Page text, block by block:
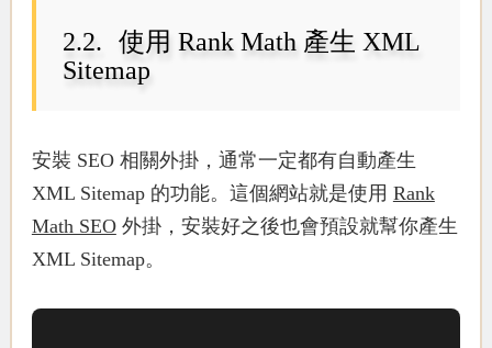
使用 Rank Math 產生 XML
Sitemap
安裝 SEO 相關外掛，通常一定都有自動產生
XML Sitemap 的功能。這個網站就是使用 Rank
Math SEO外掛，安裝好之後也會預設就幫你產生
XML Sitemap。